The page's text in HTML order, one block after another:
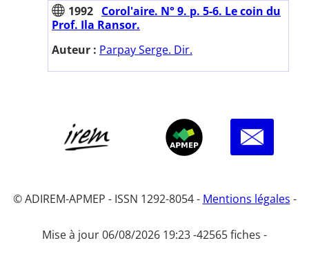
1992 Corol'aire. N° 9. p. 5-6. Le coin du
Prof. Ila Ransor.
Auteur : Parpay Serge. Dir.
© ADIREM-APMEP - ISSN 1292-8054 - Mentions légales -
Mise à jour 06/08/2026 19:23 -42565 fiches -